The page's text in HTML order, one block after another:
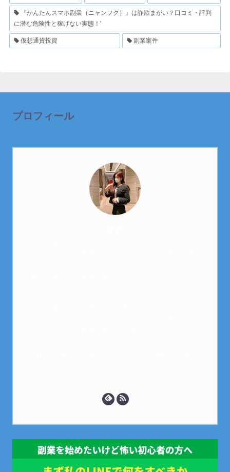
『かんたんスマホ副業（ニャンフク）』は詐欺まがい？口コミ・評判
に潜む危険性と稼げない実態！'
仮想通貨投資 副業案件
プロフィール